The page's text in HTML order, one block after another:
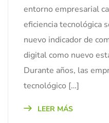
entorno empresarial
eficiencia tecnológica
nuevo indicador de
digital como nuevo
Durante años, las
tecnológico […]
LEER MÁS